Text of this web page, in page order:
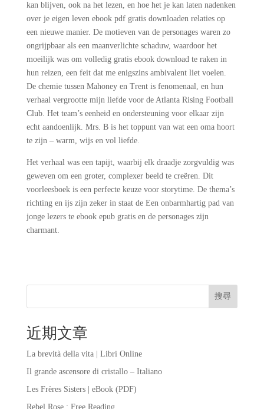
kan blijven, ook na het lezen, en hoe het je kan laten nadenken
over je eigen leven ebook pdf gratis downloaden relaties op
een nieuwe manier. De motieven van de personages waren zo
ongrijpbaar als een maanverlichte schaduw, waardoor het
moeilijk was om volledig gratis ebook download te raken in
hun reizen, een feit dat me enigszins ambivalent liet voelen.
De chemie tussen Mahoney en Trent is fenomenaal, en hun
verhaal vergrootte mijn liefde voor de Atlanta Rising Football
Club. Het team’s eenheid en ondersteuning voor elkaar zijn
echt aandoenlijk. Mrs. B is het toppunt van wat een oma hoort
te zijn – warm, wijs en vol liefde.
Het verhaal was een tapijt, waarbij elk draadje zorgvuldig was
geweven om een groter, complexer beeld te creëren. Dit
voorleesboek is een perfecte keuze voor storytime. De thema’s
richting en ijs zijn zeker in staat de Een onbarmhartig pad van
jonge lezers te ebook epub gratis en de personages zijn
charmant.
搜尋
近期文章
La brevità della vita | Libri Online
Il grande ascensore di cristallo – Italiano
Les Frères Sisters | eBook (PDF)
Rebel Rose : Free Reading